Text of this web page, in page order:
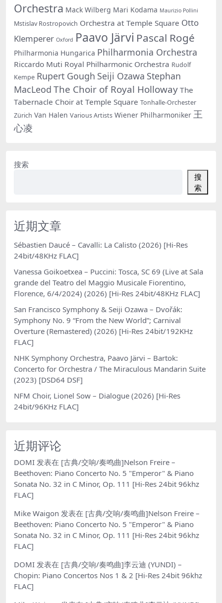
Orchestra Mack Wilberg Mari Kodama Maurizio Pollini
Mstislav Rostropovich Orchestra at Temple Square Otto
Klemperer Oxford Paavo Järvi Pascal Rogé
Philharmonia Hungarica Philharmonia Orchestra
Riccardo Muti Royal Philharmonic Orchestra Rudolf
Kempe Rupert Gough Seiji Ozawa Stephan
MacLeod The Choir of Royal Holloway The
Tabernacle Choir at Temple Square Tonhalle-Orchester
Zürich Van Halen Various Artists Wiener Philharmoniker 王
心凌
搜索
搜
索
近期文章
Sébastien Daucé – Cavalli: La Calisto (2026) [Hi-Res
24bit/48KHz FLAC]
Vanessa Goikoetxea – Puccini: Tosca, SC 69 (Live at Sala
grande del Teatro del Maggio Musicale Fiorentino,
Florence, 6/4/2024) (2026) [Hi-Res 24bit/48KHz FLAC]
San Francisco Symphony & Seiji Ozawa – Dvořák:
Symphony No. 9 “From the New World”; Carnival
Overture (Remastered) (2026) [Hi-Res 24bit/192KHz
FLAC]
NHK Symphony Orchestra, Paavo Järvi – Bartok:
Concerto for Orchestra / The Miraculous Mandarin Suite
(2023) [DSD64 DSF]
NFM Choir, Lionel Sow – Dialogue (2026) [Hi-Res
24bit/96KHz FLAC]
近期评论
DOMI 发表在 [古典/交响/奏鸣曲]Nelson Freire –
Beethoven: Piano Concerto No. 5 "Emperor" & Piano
Sonata No. 32 in C Minor, Op. 111 [Hi-Res 24bit 96khz
FLAC]
Mike Waigon 发表在 [古典/交响/奏鸣曲]Nelson Freire –
Beethoven: Piano Concerto No. 5 "Emperor" & Piano
Sonata No. 32 in C Minor, Op. 111 [Hi-Res 24bit 96khz
FLAC]
DOMI 发表在 [古典/交响/奏鸣曲]李云迪 (YUNDI) –
Chopin: Piano Concertos Nos 1 & 2 [Hi-Res 24bit 96khz
FLAC]